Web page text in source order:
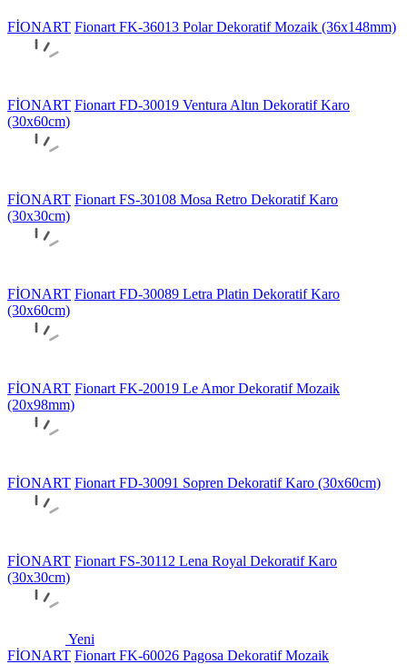
FİONART Fionart FK-36013 Polar Dekoratif Mozaik (36x148mm)
FİONART Fionart FD-30019 Ventura Altın Dekoratif Karo
(30x60cm)
FİONART Fionart FS-30108 Mosa Retro Dekoratif Karo
(30x30cm)
FİONART Fionart FD-30089 Letra Platin Dekoratif Karo
(30x60cm)
FİONART Fionart FK-20019 Le Amor Dekoratif Mozaik
(20x98mm)
FİONART Fionart FD-30091 Sopren Dekoratif Karo (30x60cm)
FİONART Fionart FS-30112 Lena Royal Dekoratif Karo
(30x30cm)
Yeni
FİONART Fionart FK-60026 Pagosa Dekoratif Mozaik